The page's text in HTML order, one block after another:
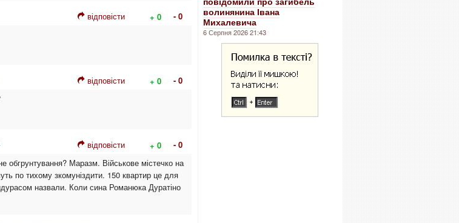
відповісти + 0
- 0
відповісти + 0
- 0
відповісти + 0
- 0
обгрунтування? Маразм. Військове містечко на
по тихому зкомуніздити. 150 квартир це для
назвали. Коли сина Романюка Дуратіно
волинянина Івана
Михалевича
6 Серпня 2026 21:43